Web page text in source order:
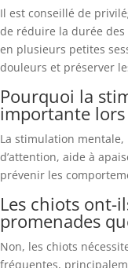
Il est conseillé de
de réduire la durée
en plusieurs petites
douleurs et préserver
Pourquoi la
importante lors
La stimulation
d’attention, aide à
prévenir les
Les chiots ont-
promenades
Non, les chiots
fréquentes,